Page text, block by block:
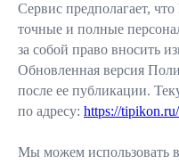
Сервис предполагает, что
точные и полные
за собой право вносить
Обновленная версия
после ее публикации.
по адресу: https://
Мы можем использовать